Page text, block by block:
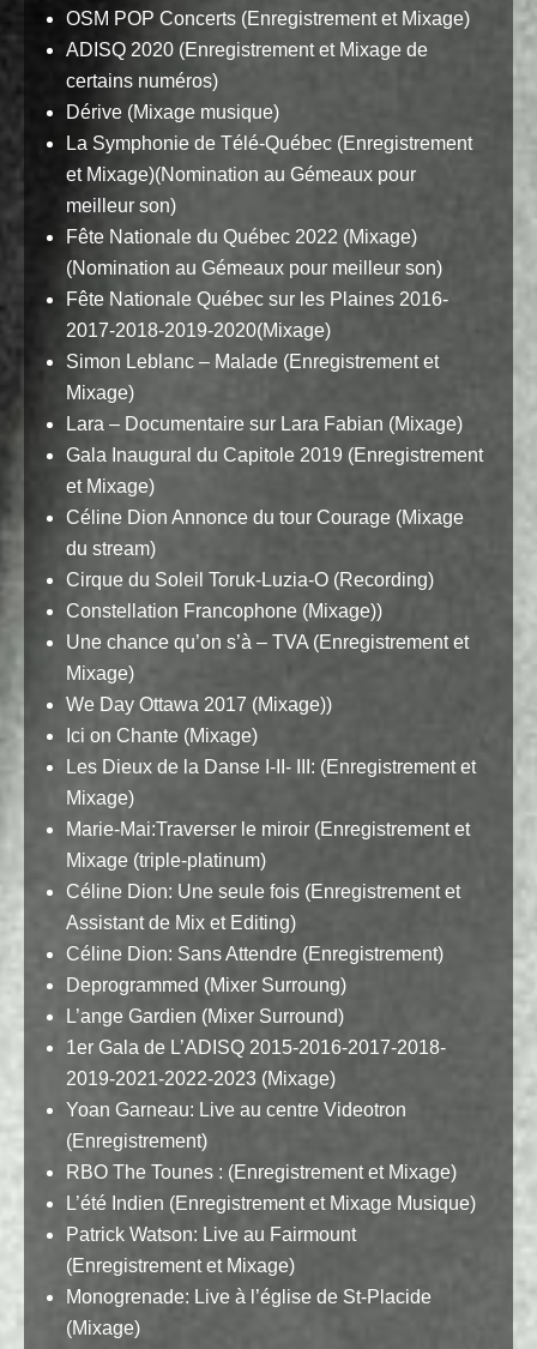
OSM POP Concerts (Enregistrement et Mixage)
ADISQ 2020 (Enregistrement et Mixage de
certains numéros)
Dérive (Mixage musique)
La Symphonie de Télé-Québec (Enregistrement
et Mixage)(Nomination au Gémeaux pour
meilleur son)
Fête Nationale du Québec 2022 (Mixage)
(Nomination au Gémeaux pour meilleur son)
Fête Nationale Québec sur les Plaines 2016-
2017-2018-2019-2020(Mixage)
Simon Leblanc – Malade (Enregistrement et
Mixage)
Lara – Documentaire sur Lara Fabian (Mixage)
Gala Inaugural du Capitole 2019 (Enregistrement
et Mixage)
Céline Dion Annonce du tour Courage (Mixage
du stream)
Cirque du Soleil Toruk-Luzia-O (Recording)
Constellation Francophone (Mixage))
Une chance qu’on s’à – TVA (Enregistrement et
Mixage)
We Day Ottawa 2017 (Mixage))
Ici on Chante (Mixage)
Les Dieux de la Danse I-II- III: (Enregistrement et
Mixage)
Marie-Mai:Traverser le miroir (Enregistrement et
Mixage (triple-platinum)
Céline Dion: Une seule fois (Enregistrement et
Assistant de Mix et Editing)
Céline Dion: Sans Attendre (Enregistrement)
Deprogrammed (Mixer Surroung)
L’ange Gardien (Mixer Surround)
1er Gala de L’ADISQ 2015-2016-2017-2018-
2019-2021-2022-2023 (Mixage)
Yoan Garneau: Live au centre Videotron
(Enregistrement)
RBO The Tounes : (Enregistrement et Mixage)
L’été Indien (Enregistrement et Mixage Musique)
Patrick Watson: Live au Fairmount
(Enregistrement et Mixage)
Monogrenade: Live à l’église de St-Placide
(Mixage)